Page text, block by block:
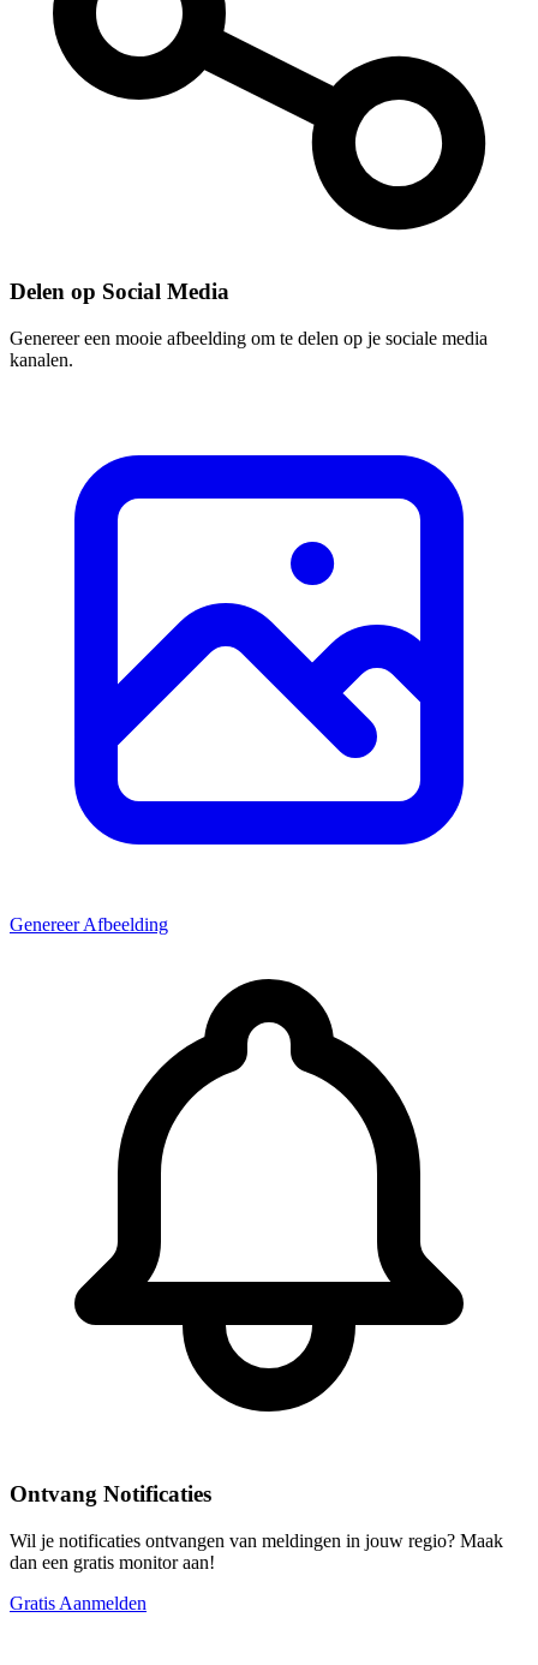
Delen op Social Media
Genereer een mooie afbeelding om te delen op je sociale media
kanalen.
Genereer Afbeelding
Ontvang Notificaties
Wil je notificaties ontvangen van meldingen in jouw regio? Maak
dan een gratis monitor aan!
Gratis Aanmelden